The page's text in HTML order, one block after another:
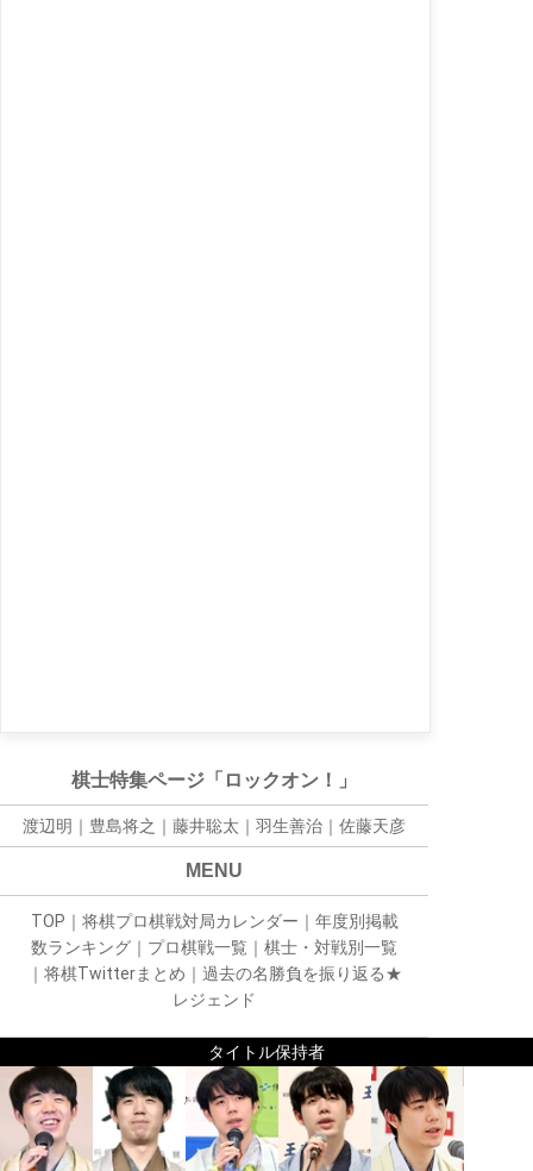
棋士特集ページ「ロックオン！」
渡辺明｜ 豊島将之 ｜ 藤井聡太 ｜ 羽生善治 ｜ 佐藤天彦
MENU
TOP ｜ 将棋プロ棋戦対局カレンダー ｜ 年度別掲載
数ランキング ｜ プロ棋戦一覧 ｜ 棋士・対戦別一覧
｜ 将棋Twitterまとめ ｜ 過去の名勝負を振り返る★
レジェンド
タイトル保持者